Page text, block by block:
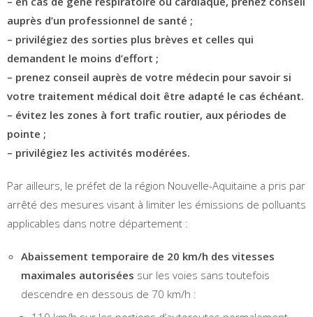
auprès d’un professionnel de santé ;
– privilégiez des sorties plus brèves et celles qui
demandent le moins d’effort ;
– prenez conseil auprès de votre médecin pour savoir si
votre traitement médical doit être adapté le cas échéant.
– évitez les zones à fort trafic routier, aux périodes de
pointe ;
– privilégiez les activités modérées.
Par ailleurs, le préfet de la région Nouvelle-Aquitaine a pris par
arrêté des mesures visant à limiter les émissions de polluants
applicables dans notre département :
Abaissement temporaire de 20 km/h des vitesses
maximales autorisées sur les voies sans toutefois
descendre en dessous de 70 km/h :